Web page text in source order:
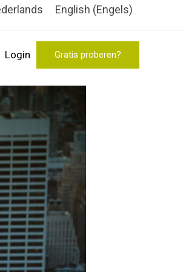
English (Engels)
Login Gratis proberen?